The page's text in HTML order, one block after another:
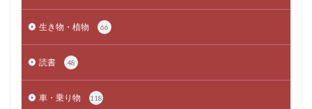
生き物・植物 66
読書 48
車・乗り物 118